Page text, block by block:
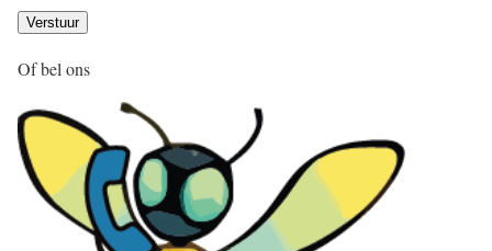
Of bel ons